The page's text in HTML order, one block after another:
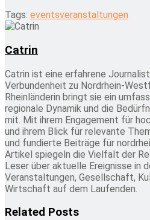
Tags: eventsveranstaltungen
Catrin
Catrin ist eine erfahrene
Verbundenheit zu Nordrhein-
Rheinländerin bringt sie ein
regionale Dynamik und die
mit. Mit ihrem Engagement für
und ihrem Blick für relevante
und fundierte Beiträge für
Artikel spiegeln die Vielfalt der
Leser über aktuelle Ereignisse in
Veranstaltungen, Gesellschaft,
Wirtschaft auf dem Laufenden.
Related Posts